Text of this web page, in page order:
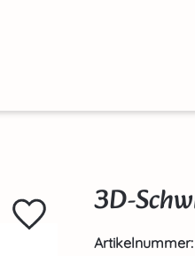
3D-
Artikelnummer: